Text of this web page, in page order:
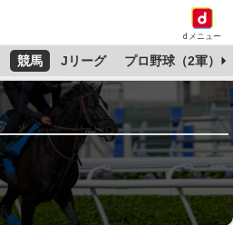
dメニュー
競馬 Jリーグ プロ野球（2軍）